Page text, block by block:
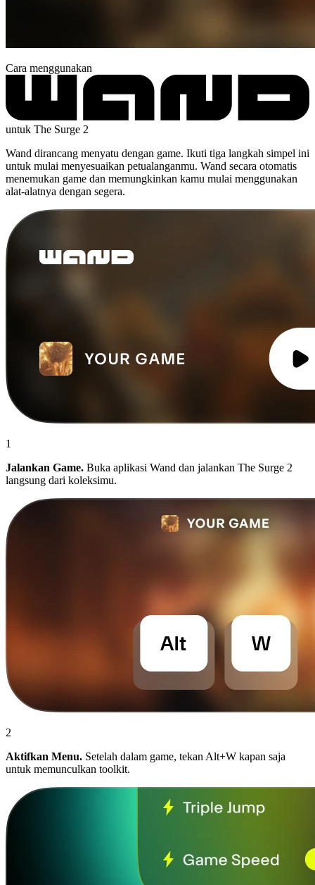
Cara menggunakan
untuk The Surge 2
Wand dirancang menyatu dengan game. Ikuti tiga langkah simpel ini
untuk mulai menyesuaikan petualanganmu. Wand secara otomatis
menemukan game dan memungkinkan kamu mulai menggunakan
alat-alatnya dengan segera.
1
Jalankan Game. Buka aplikasi Wand dan jalankan The Surge 2
langsung dari koleksimu.
2
Aktifkan Menu. Setelah dalam game, tekan Alt+W kapan saja
untuk memunculkan toolkit.